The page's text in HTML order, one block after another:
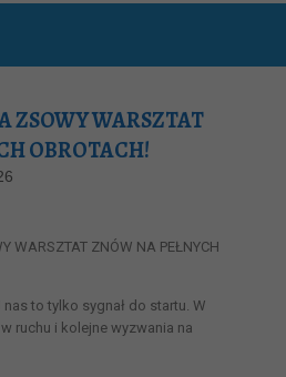
ZSOWY WARSZTAT
OBROTACH!
WARSZTAT ZNÓW NA PEŁNYCH
to tylko sygnał do startu. W
ruchu i kolejne wyzwania na